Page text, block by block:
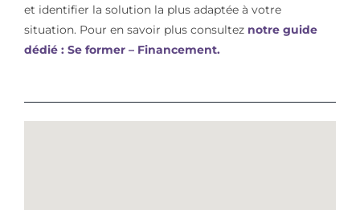
et identifier la solution la plus adaptée à votre
situation. Pour en savoir plus consulteznotre guide
dédié : Se former – Financement.